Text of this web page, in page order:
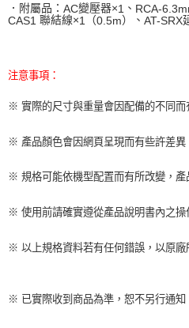
．附屬品： AC變壓器×1 、 RCA-
CAS1 聯結線×1 （0.5m）、 AT-SRX
注意事項：
※ 實際的尺寸與重量會因配備的不同而
※ 產品顏色會因網頁呈現而有些許差異
※ 規格可能依機型配置而有所改變，
※ 使用前請確實遵從產品說明書內之操
※ 以上規格資料若有任何錯誤，以原廠
※ 已實際收到商品為準，恕不另行通知